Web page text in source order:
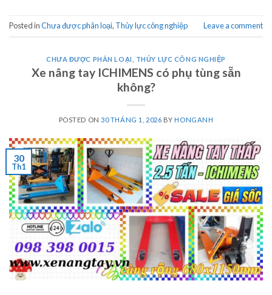
Posted inChưa được phân loại, Thủy lực công nghiệp Leave a comment
CHƯA ĐƯỢC PHÂN LOẠI THỦY LỰC CÔNG NGHIỆP
Xe nâng tay ICHIMENS có phụ tùng sẵn
không?
POSTED ON30 THÁNG 1, 2026 BYHONGANH
30
Th1